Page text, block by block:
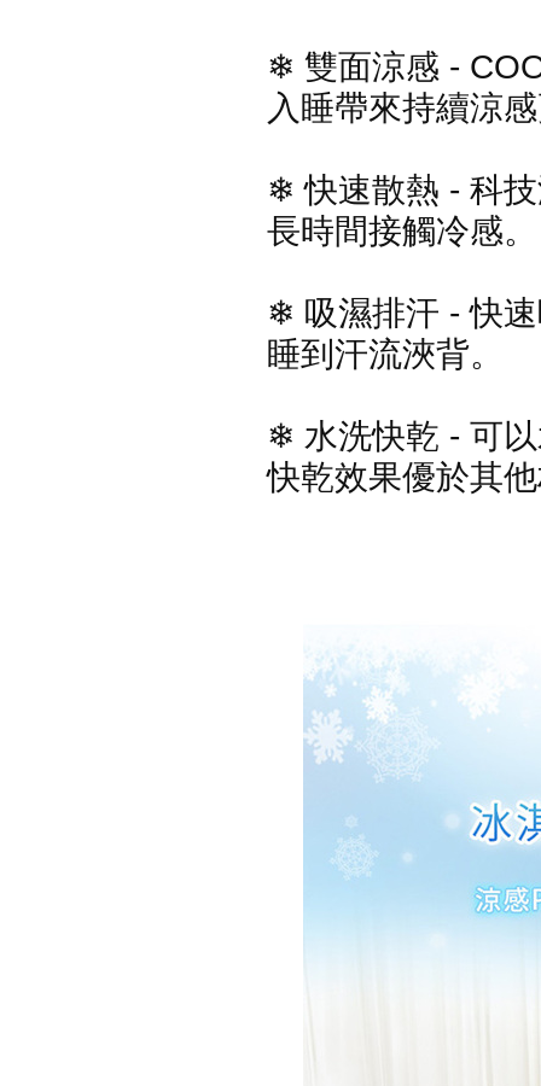
❄ 雙面涼感 -
入睡帶來持續涼
❄ 快速散熱 - 科
長時間接觸冷感。
❄ 吸濕排汗 - 快
睡到汗流浹背。
❄ 水洗快乾 - 可
快乾效果優於其